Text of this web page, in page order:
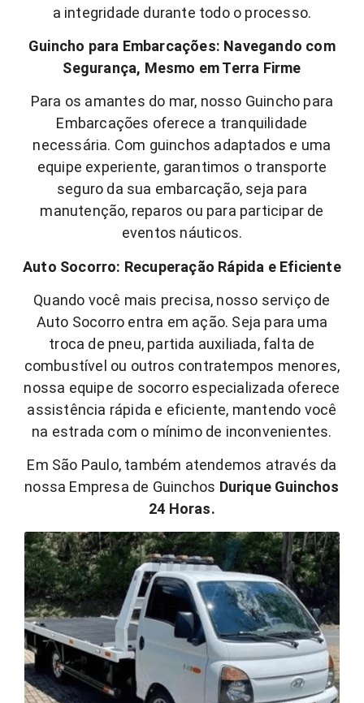
a integridade durante todo o processo.
Guincho para Embarcações: Navegando com
Segurança, Mesmo em Terra Firme
Para os amantes do mar, nosso Guincho para
Embarcações oferece a tranquilidade
necessária. Com guinchos adaptados e uma
equipe experiente, garantimos o transporte
seguro da sua embarcação, seja para
manutenção, reparos ou para participar de
eventos náuticos.
Auto Socorro: Recuperação Rápida e Eficiente
Quando você mais precisa, nosso serviço de
Auto Socorro entra em ação. Seja para uma
troca de pneu, partida auxiliada, falta de
combustível ou outros contratempos menores,
nossa equipe de socorro especializada oferece
assistência rápida e eficiente, mantendo você
na estrada com o mínimo de inconvenientes.
Em São Paulo, também atendemos através da
nossa Empresa de Guinchos Durique Guinchos
24 Horas.